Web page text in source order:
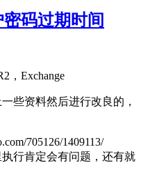
码过期时间
，Exchange
些资料然后进行改良的，
705126/1409113/
行肯定会有问题，还有就